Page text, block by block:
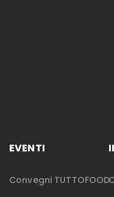
EVENTI
Convegni TUTTOFOOD